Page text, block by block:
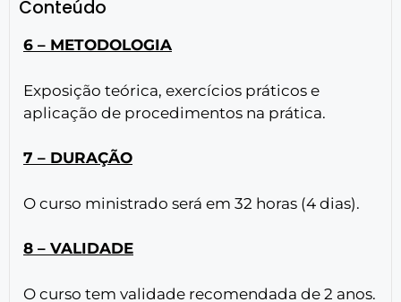
Conteúdo
6 – METODOLOGIA
Exposição teórica, exercícios práticos e
aplicação de procedimentos na prática.
7 – DURAÇÃO
O curso ministrado será em 32 horas (4 dias).
8 – VALIDADE
O curso tem validade recomendada de 2 anos.